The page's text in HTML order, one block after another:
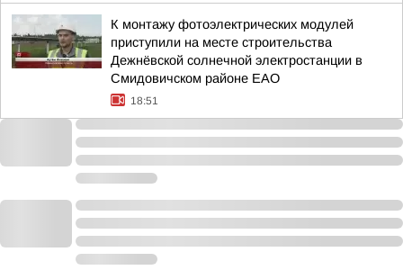
К монтажу фотоэлектрических модулей
приступили на месте строительства
Дежнёвской солнечной электростанции в
Смидовичском районе ЕАО
18:51